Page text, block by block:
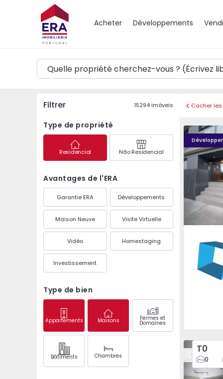
Acheter Développements
Carte
Filtrer 15294imóveis
Type de propriété
Residencial Não Residencial
Avantages de l'ERA
Garantie ERA Développements
Maison Neuve Visite Virtuelle
Vidéo Homestaging
Investissement
Type de bien
Appartements Maisons Fermes et
Domaines
Bâtiments Chambres
Cacher
Caulinos
São
T0
0
Nouveau
Appartement T2